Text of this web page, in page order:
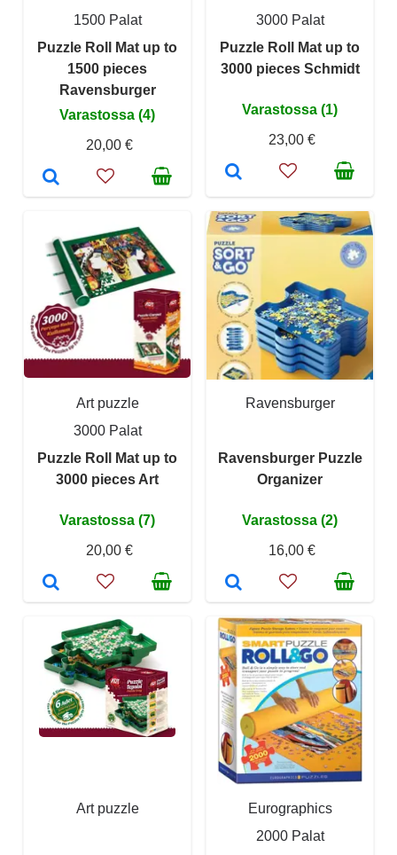
1500 Palat
Puzzle Roll Mat up to
1500 pieces
Ravensburger
Varastossa (4)
20,00 €
3000 Palat
Puzzle Roll Mat up to
3000 pieces Schmidt
Varastossa (1)
23,00 €
Art puzzle
3000 Palat
Puzzle Roll Mat up to
3000 pieces Art
Varastossa (7)
20,00 €
Ravensburger
Ravensburger Puzzle
Organizer
Varastossa (2)
16,00 €
Art puzzle
Eurographics
2000 Palat